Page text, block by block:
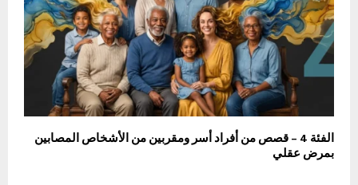
الفئة 4 – قصص من أفراد أسر ومقربين من الأشخاص المصابين
بمرض عقلي